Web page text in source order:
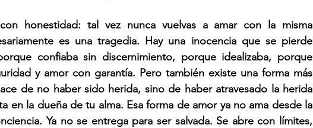
honestidad: tal vez nunca vuelvas a amar con la misma
es una tragedia. Hay una inocencia que se pierde
confiaba sin discernimiento, porque idealizaba, porque
y amor con garantía. Pero también existe una forma más
de no haber sido herida, sino de haber atravesado la herida
en la dueña de tu alma. Esa forma de amor ya no ama desde la
Ya no se entrega para ser salvada. Se abre con límites,